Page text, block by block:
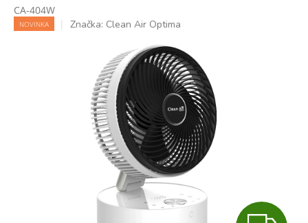
CA-404W
NOVINKA Značka: Clean Air Optima